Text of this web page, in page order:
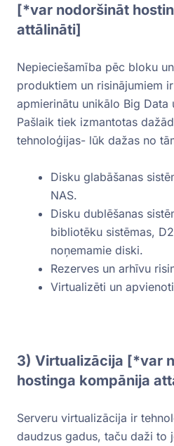
[*var nodoršināt
attālināti]
Nepieciešamība pēc bloku
produktiem un risinājumiem
apmierinātu unikālo Big Data
Pašlaik tiek izmantotas
tehnoloģijas- lūk dažas no
Disku glabāšanas
NAS.
Disku dublēšanas
bibliotēku sistēmas,
noņemamie diski.
Rezerves un arhīvu
Virtualizēti un
3) Virtualizācija [*var
hostinga kompānija
Serveru virtualizācija ir
daudzus gadus, taču daži to